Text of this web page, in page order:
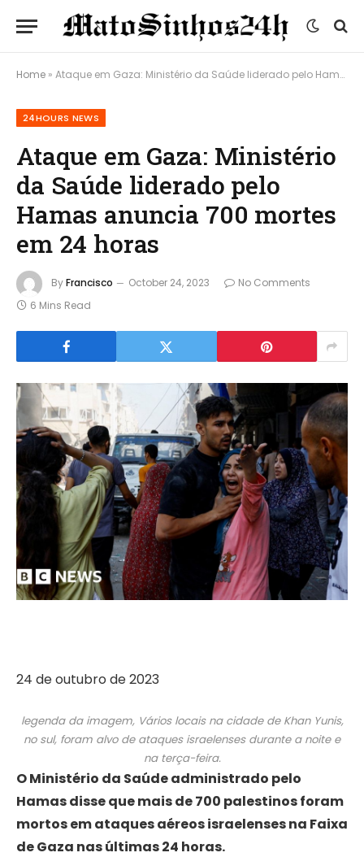
Home » Ataque em Gaza: Ministério da Saúde liderado pelo Hamas anuncia 700 mortes em 24 horas
24HOURS NEWS
Ataque em Gaza: Ministério
da Saúde liderado pelo
Hamas anuncia 700 mortes
em 24 horas
ByFrancisco October 24, 2023
No Comments
6 Mins Read
24 de outubro de 2023
legenda da imagem, Vários locais na cidade de Khan Yunis,
no sul, foram alvo de ataques israelenses durante a noite e
na terça-feira.
O Ministério da Saúde administrado pelo
Hamas disse que mais de 700 palestinos foram
mortos em ataques aéreos israelenses na Faixa
de Gaza nas últimas 24 horas.